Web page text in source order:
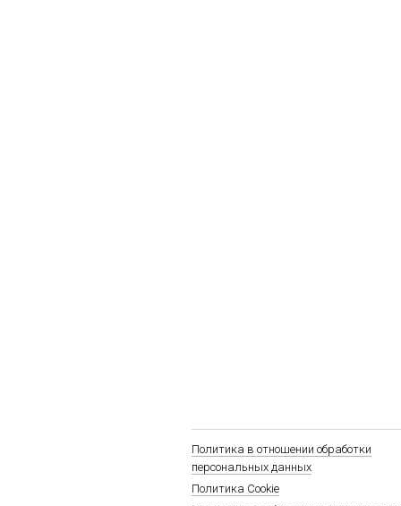
Политика в отношении обработки
персональных данных
Политика Cookie